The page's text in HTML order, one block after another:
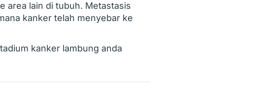
area lain di tubuh. Metastasis
kanker telah menyebar ke
kanker lambung anda